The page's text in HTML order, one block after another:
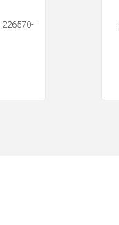
226570-